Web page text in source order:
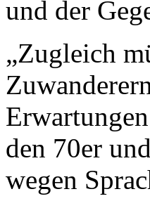
„Zugleich
den 70er
wegen